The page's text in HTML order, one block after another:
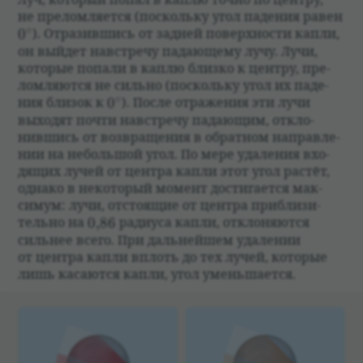
не пре­лом­ля­ется (поскольку угол паде­ния равен
0^{\circ}
0
). Отра­зившись от зад­ней поверх­но­сти капли,
он вый­дет нав­стречу падающему лучу. Лучи,
кото­рые попали в каплю близко к цен­тру, пре­
лом­ляются не сильно (поскольку угол их паде­
ния бли­зок к 0^{\circ}
0 ). После отраже­ния эти лучи
выхо­дят почти нав­стречу падающим, откло­
нившись от воз­враще­ния в обрат­ном направ­ле­
нии на небольшой угол. По мере уда­ле­ния вхо­
дящих лучей от цен­тра капли этот угол рас­тёт,
однако в неко­то­рый момент достига­ется мак­
симум: лучи, отсто­ящие от цен­тра при­бли­зи­
тельно на 0{,}86
0 86 ради­уса капли, откло­няются
силь­нее всего. При даль­нейшем уда­ле­нии
от цен­тра капли вплоть до тех лучей, кото­рые
лишь касаются капли, угол уменьша­ется.